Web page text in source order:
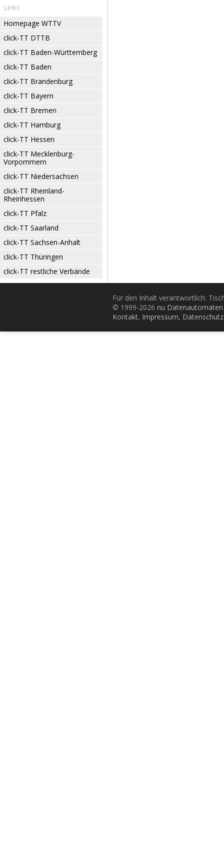
Links
Homepage WTTV
click-TT DTTB
click-TT Baden-Württemberg
click-TT Baden
click-TT Brandenburg
click-TT Bayern
click-TT Bremen
click-TT Hamburg
click-TT Hessen
click-TT Mecklenburg-
Vorpommern
click-TT Niedersachsen
click-TT Rheinland-
Rheinhessen
click-TT Pfalz
click-TT Saarland
click-TT Sachsen-Anhalt
click-TT Thüringen
click-TT restliche Verbände
Für den Inhalt verantwortlich:
© 1999-2026 nu
Kontakt, Impressum, Datenschutz